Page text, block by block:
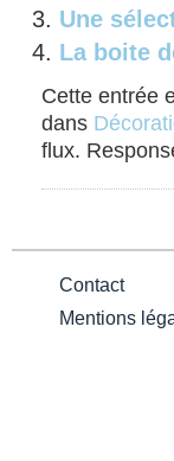
Une
La boite
Cette entrée
dans
flux.
Contact
Mentions